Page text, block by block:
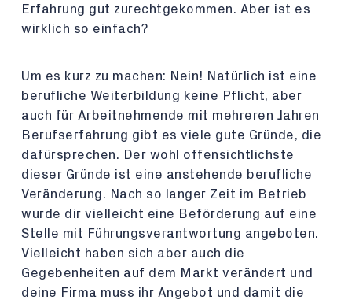
Erfahrung gut zurechtgekommen. Aber ist es
wirklich so einfach?
Um es kurz zu machen: Nein! Natürlich ist eine
berufliche Weiterbildung keine Pflicht, aber
auch für Arbeitnehmende mit mehreren Jahren
Berufserfahrung gibt es viele gute Gründe, die
dafürsprechen. Der wohl offensichtlichste
dieser Gründe ist eine anstehende berufliche
Veränderung. Nach so langer Zeit im Betrieb
wurde dir vielleicht eine Beförderung auf eine
Stelle mit Führungsverantwortung angeboten.
Vielleicht haben sich aber auch die
Gegebenheiten auf dem Markt verändert und
deine Firma muss ihr Angebot und damit die